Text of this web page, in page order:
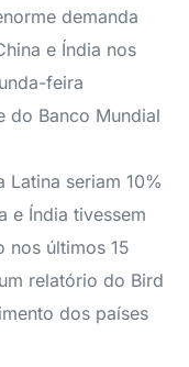
demanda
e Índia nos
feira
do Banco Mundial
Latina seriam 10%
e Índia tivessem
nos últimos 15
relatório do Bird
dos países